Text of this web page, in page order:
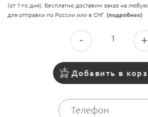
(от 1-го дня). Бесплатно доставим заказ на
для отправки по России или в СНГ. (подробнее)
- +
Добавить в